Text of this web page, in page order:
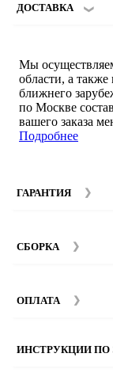
ДОСТАВКА
Мы
области, а
ближнего
по Москве
вашего заказа
Подробнее
ГАРАНТИЯ
составляет 12
СБОРКА
Стоимость
ОПЛАТА
ИНСТРУКЦИИ ПО